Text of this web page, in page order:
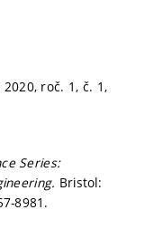
2020, roč. 1, č. 1,
Series:
Bristol:
8981.